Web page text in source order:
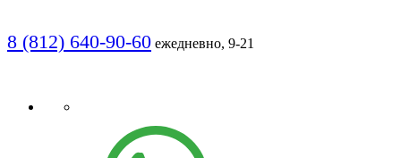
8 (812) 640-90-60 ежедневно, 9-21